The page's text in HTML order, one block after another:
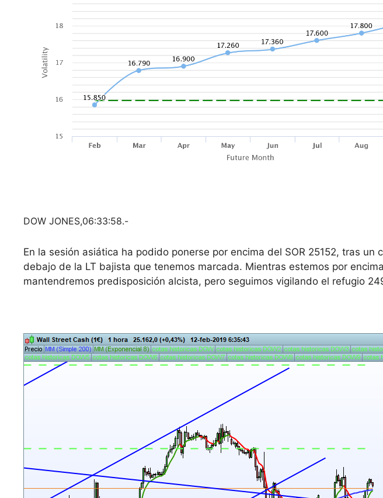
DOW JONES,06:33:58.-
En la sesión asiática ha podido ponerse por encima del SOR 25152, tras un
debajo de la LT bajista que tenemos marcada. Mientras estemos por
mantendremos predisposición alcista, pero seguimos vigilando el refugio